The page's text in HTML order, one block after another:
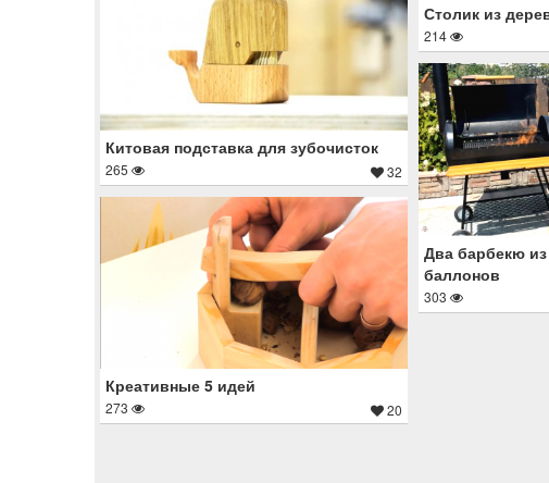
Столик из
214
Китовая подставка для зубочисток
265 32
Два барбекю
баллонов
303
Креативные 5 идей
273 20